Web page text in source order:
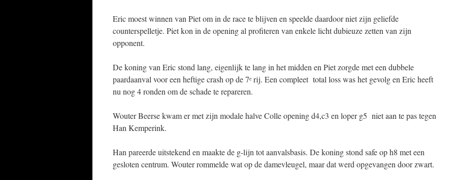
Eric moest winnen van Piet om in de race te blijven en speelde daardoor niet zijn geliefde
counterspelletje. Piet kon in de opening al profiteren van enkele licht dubieuze zetten van zijn
opponent.
De koning van Eric stond lang, eigenlijk te lang in het midden en Piet zorgde met een dubbele
paardaanval voor een heftige crash op de 7e rij. Een compleet total loss was het gevolg en Eric heeft
nu nog 4 ronden om de schade te repareren.
Wouter Beerse kwam er met zijn modale halve Colle opening d4,c3 en loper g5 niet aan te pas tegen
Han Kemperink.
Han pareerde uitstekend en maakte de g-lijn tot aanvalsbasis. De koning stond safe op h8 met een
gesloten centrum. Wouter rommelde wat op de damevleugel, maar dat werd opgevangen door zwart.